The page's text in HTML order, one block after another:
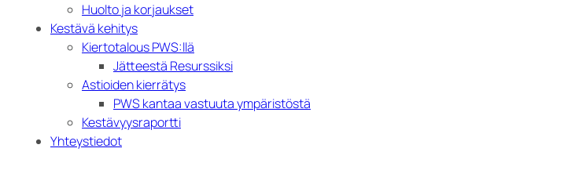
Huolto ja korjaukset
Kestävä kehitys
Kiertotalous PWS:llä
Jätteestä Resurssiksi
Astioiden kierrätys
PWS kantaa vastuuta ympäristöstä
Kestävyysraportti
Yhteystiedot